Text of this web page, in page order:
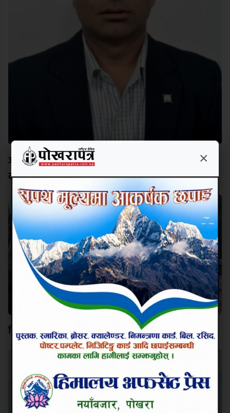
अक्षर चिनेको विद्यालयको भविष्य उज्यालो बनाउन नेतृत्वमा
दीपक कार्की
विश्व कीर्तिमानी पर्वतारोही निम्स दाईप्रति पोखरामा श्रद्धाञ्जली
×